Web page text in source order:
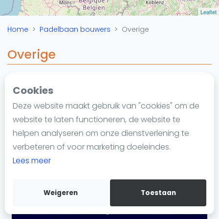
Cookies
Deze website maakt gebruik van "cookies" om de
website te laten functioneren, de website te
helpen analyseren om onze dienstverlening te
verbeteren of voor marketing doeleindes.
Lees meer
Weigeren Toestaan
Nieuws
Blog artikelen
Vragen over padel
Overige
Informatie
Over ons
Contact
Adverteren
Insights
WhatsApp
Join WhatsApp Community
Leaflet
Home Padelbaan bouwers Overige
Overige
Padelbaan bouwer